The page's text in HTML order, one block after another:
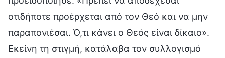
οτιδήποτε προέρχεται από τον Θεό και να μην
παραπονιέσαι. Ό,τι κάνει ο Θεός είναι δίκαιο».
Εκείνη τη στιγμή, κατάλαβα τον συλλογισμό